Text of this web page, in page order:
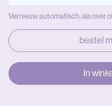
Vernieuw automatisch, sla over
bestel
In